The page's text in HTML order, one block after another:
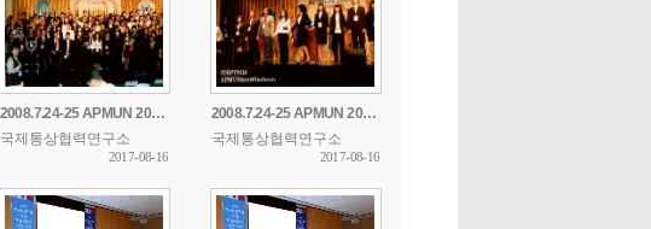
2008.7.24-25 APMUN 2008 Incheon
국제통상협력연구소
2017-08-16
2008.7.24-25 APMUN 2008 Incheon
국제통상협력연구소
2017-08-16